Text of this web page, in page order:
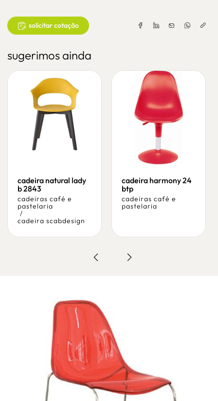
solicitar cotação
sugerimos ainda
cadeira natural lady
b 2843
cadeiras café e
pastelaria
/
cadeira scabdesign
cadeira harmony 24
btp
cadeiras café e
pastelaria